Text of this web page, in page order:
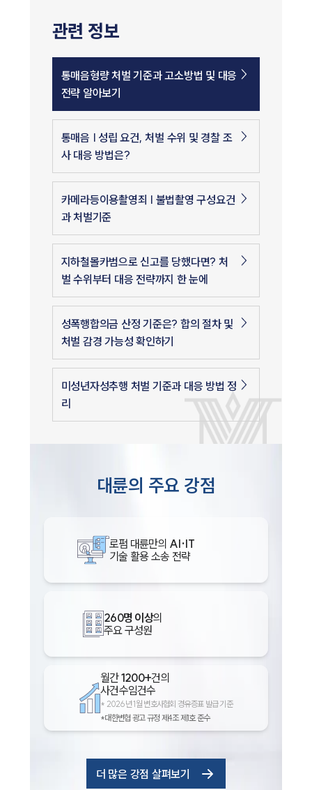
관련 정보
통매음형량 처벌 기준과 고소방법 및 대응
전략 알아보기
통매음 | 성립 요건, 처벌 수위 및 경찰 조
사 대응 방법은?
카메라등이용촬영죄 | 불법촬영 구성요건
과 처벌기준
지하철몰카범으로 신고를 당했다면? 처
벌 수위부터 대응 전략까지 한 눈에
성폭행합의금 산정 기준은? 합의 절차 및
처벌 감경 가능성 확인하기
미성년자성추행 처벌 기준과 대응 방법 정
리
대륜의 주요 강점
로펌 대륜만의 AI·IT
기술 활용 소송 전략
260명 이상의
주요 구성원
월간1200+건의
사건수임건수
* 2026년 1월 변호사협회 경유증표 발급 기준
*대한변협 광고 규정 제4조 제1호 준수
더 많은 강점 살펴보기